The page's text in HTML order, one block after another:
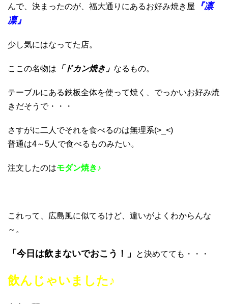
んで、決まったのが、福大通りにあるお好み焼き屋
『凛
凛』
少し気にはなってた店。
ここの名物は 「ドカン焼き」 なるもの。
テーブルにある鉄板全体を使って焼く、でっかいお好み焼
きだそうで・・・
さすがに二人でそれを食べるのは無理系(>_<)
普通は4～5人で食べるものみたい。
注文したのはモダン焼き♪
これって、広島風に似てるけど、違いがよくわからんな
～。
「今日は飲まないでおこう！」 と決めてても・・・
飲んじゃいました♪